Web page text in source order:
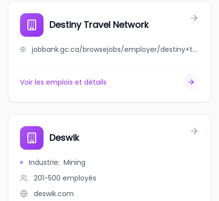
Destiny Travel Network
jobbank.gc.ca/browsejobs/employer/destiny+travel+network/ca
Voir les emplois et détails
Deswik
Industrie: Mining
201-500 employés
deswik.com